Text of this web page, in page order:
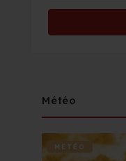
Météo
METÉO